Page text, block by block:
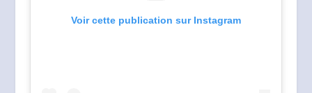
Voir cette publication sur Instagram